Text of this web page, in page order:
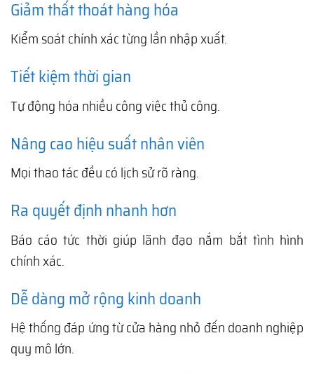
Giảm thất thoát hàng hóa
Kiểm soát chính xác từng lần nhập xuất.
Tiết kiệm thời gian
Tự động hóa nhiều công việc thủ công.
Nâng cao hiệu suất nhân viên
Mọi thao tác đều có lịch sử rõ ràng.
Ra quyết định nhanh hơn
Báo cáo tức thời giúp lãnh đạo nắm bắt tình hình
chính xác.
Dễ dàng mở rộng kinh doanh
Hệ thống đáp ứng từ cửa hàng nhỏ đến doanh nghiệp
quy mô lớn.